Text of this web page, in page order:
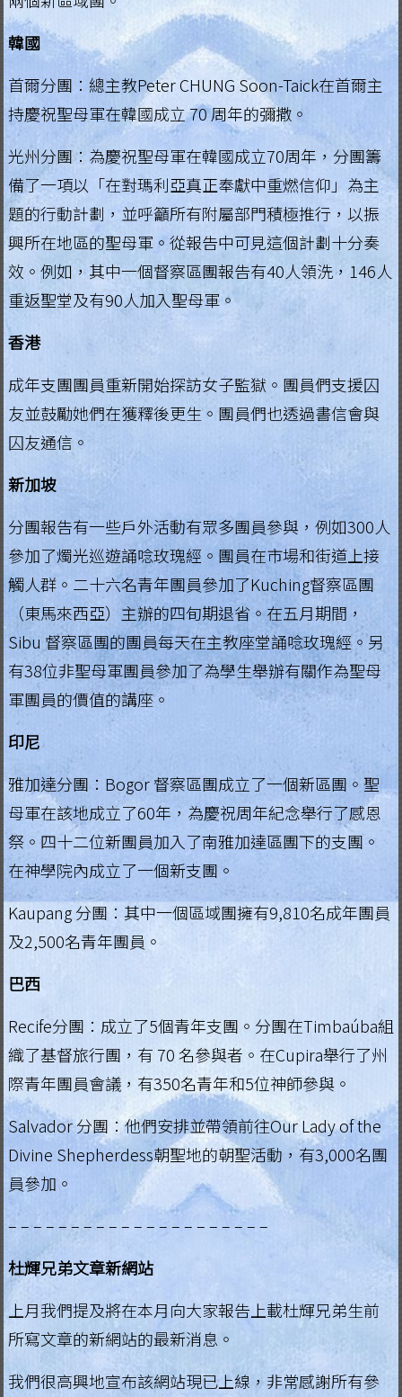
韓國
首爾分團：總主教Peter CHUNG Soon-Taick在首爾主
持慶祝聖母軍在韓國成立 70 周年的彌撒。
光州分團：為慶祝聖母軍在韓國成立70周年，分團籌
備了一項以「在對瑪利亞真正奉獻中重燃信仰」為主
題的行動計劃，並呼籲所有附屬部門積極推行，以振
興所在地區的聖母軍。從報告中可見這個計劃十分奏
效。例如，其中一個督察區團報告有40人領洗，146人
重返聖堂及有90人加入聖母軍。
香港
成年支團團員重新開始探訪女子監獄。團員們支援囚
友並鼓勵她們在獲釋後更生。團員們也透過書信會與
囚友通信。
新加坡
分團報告有一些戶外活動有眾多團員參與，例如300人
參加了燭光巡遊誦唸玫瑰經。團員在市場和街道上接
觸人群。二十六名青年團員參加了Kuching督察區團
（東馬來西亞）主辦的四旬期退省。在五月期間，
Sibu 督察區團的團員每天在主教座堂誦唸玫瑰經。另
有38位非聖母軍團員參加了為學生舉辦有關作為聖母
軍團員的價值的講座。
印尼
雅加達分團：Bogor 督察區團成立了一個新區團。聖
母軍在該地成立了60年，為慶祝周年紀念舉行了感恩
祭。四十二位新團員加入了南雅加達區團下的支團。
在神學院內成立了一個新支團。
Kaupang 分團：其中一個區域團擁有9,810名成年團員
及2,500名青年團員。
巴西
Recife分團：成立了5個青年支團。分團在Timbaúba組
織了基督旅行團，有 70 名參與者。在Cupira舉行了州
際青年團員會議，有350名青年和5位神師參與。
Salvador 分團：他們安排並帶領前往Our Lady of the
Divine Shepherdess朝聖地的朝聖活動，有3,000名團
員參加。
– – – – – – – – – – – – – – – – – – – – –
杜輝兄弟文章新網站
上月我們提及將在本月向大家報告上載杜輝兄弟生前
所寫文章的新網站的最新消息。
我們很高興地宣布該網站現已上線，非常感謝所有參